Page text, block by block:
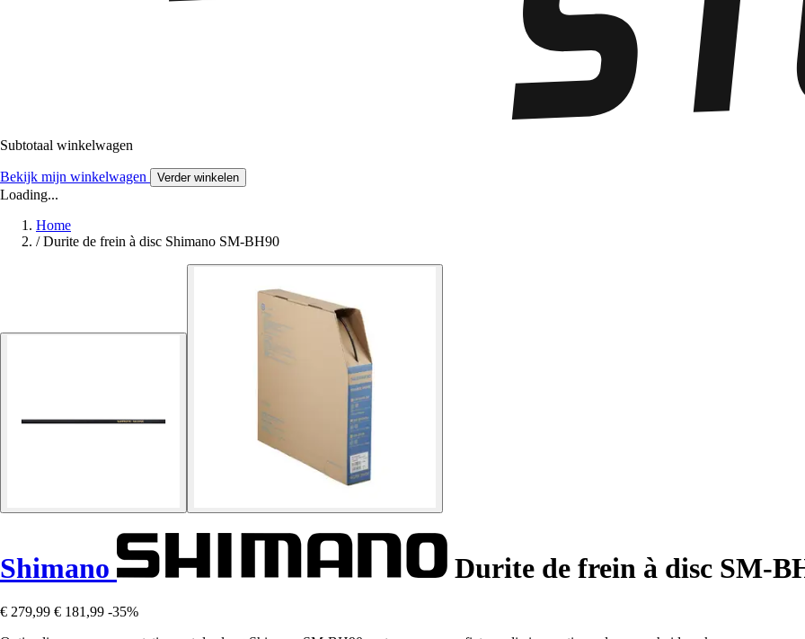
Subtotaal winkelwagen
Bekijk mijn winkelwagen Verder winkelen
Loading...
Home
/ Durite de frein à disc Shimano SM-BH90
Shimano Durite de frein à disc SM-
€ 279,99 € 181,99 -35%